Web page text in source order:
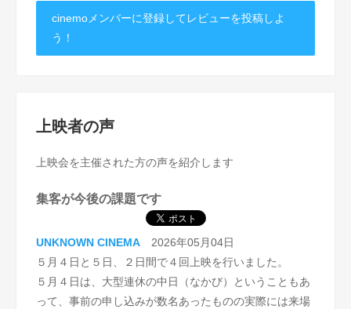
cinemoメンバーに登録してレビューを投稿しよ
う！
上映者の声
上映会を主催された方の声を紹介します
集客が今後の課題です
UNKNOWN CINEMA 2026年05月04日
５月４日と５日、２日間で４回上映を行いました。
５月４日は、大型連休の中日（なかび）ということもあ
って、事前の申し込みが数名あったものの実際には来場